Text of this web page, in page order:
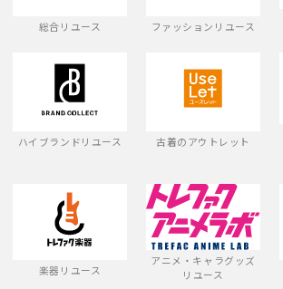
総合リユース ファッションリユース
ハイブランドリユース 古着のアウトレット
楽器リユース
アニメ・キャラグッズ
リユース